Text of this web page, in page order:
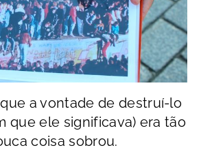
a vontade de destruí-lo
que ele significava) era tão
coisa sobrou.